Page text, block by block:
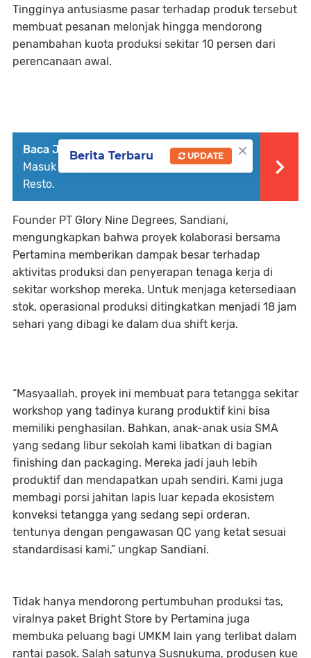
Tingginya antusiasme pasar terhadap produk tersebut
membuat pesanan melonjak hingga mendorong
penambahan kuota produksi sekitar 10 persen dari
perencanaan awal.
Baca Juga :
Ancol Hadirkan Promo Tiket
Masuk Dengan Gratis Voucher Makan Di
Resto.
Founder PT Glory Nine Degrees, Sandiani,
mengungkapkan bahwa proyek kolaborasi bersama
Pertamina memberikan dampak besar terhadap
aktivitas produksi dan penyerapan tenaga kerja di
sekitar workshop mereka. Untuk menjaga ketersediaan
stok, operasional produksi ditingkatkan menjadi 18 jam
sehari yang dibagi ke dalam dua shift kerja.
“Masyaallah, proyek ini membuat para tetangga sekitar
workshop yang tadinya kurang produktif kini bisa
memiliki penghasilan. Bahkan, anak-anak usia SMA
yang sedang libur sekolah kami libatkan di bagian
finishing dan packaging. Mereka jadi jauh lebih
produktif dan mendapatkan upah sendiri. Kami juga
membagi porsi jahitan lapis luar kepada ekosistem
konveksi tetangga yang sedang sepi orderan,
tentunya dengan pengawasan QC yang ketat sesuai
standardisasi kami,” ungkap Sandiani.
Tidak hanya mendorong pertumbuhan produksi tas,
viralnya paket Bright Store by Pertamina juga
membuka peluang bagi UMKM lain yang terlibat dalam
rantai pasok. Salah satunya Susnukuma, produsen kue
×
Berita Terbaru UPDATE